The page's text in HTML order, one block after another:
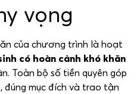
vọng
của chương trình là hoạt
có hoàn cảnh khó khăn
Toàn bộ số tiền quyên góp
đúng mục đích và trao tận